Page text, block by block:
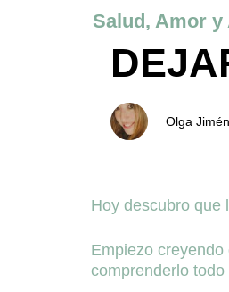
Salud, Amor y
Comienza a escribir
Olga
Hoy descubro que
Empiezo
comprenderlo